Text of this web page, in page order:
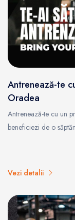
Antrenează-te
Oradea
Antrenează-te cu un
beneficiezi de o
Vezi detalii